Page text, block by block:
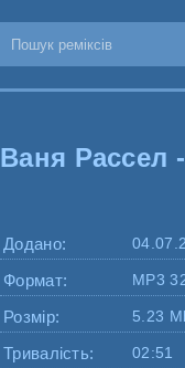
Ваня Рассел -
Додано:
Формат: MP3
Розмір: 5.23
Тривалість: 02:51